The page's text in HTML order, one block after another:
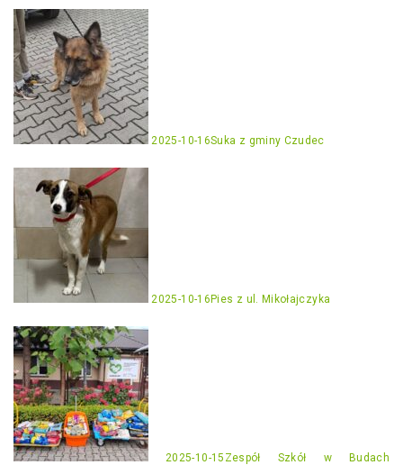
2025-10-16Suka z gminy Czudec
2025-10-16 Pies z ul. Mikołajczyka
2025-10-15 Zespół Szkół w Budach